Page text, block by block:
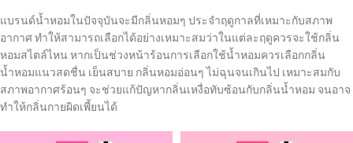
แบรนด์น้ำหอมในปัจจุบันจะมีกลิ่นหอมๆ ประจำฤดูกาลที่เหมาะกับสภาพ
อากาศ ทำให้สามารถเลือกได้อย่างเหมาะสมว่าในแต่ละฤดูควรจะใช้กลิ่น
หอมสไตล์ไหน หากเป็นช่วงหน้าร้อนการเลือกใช้น้ำหอมควรเลือกกลิ่น
น้ำหอมแนวสดชื่น เย็นสบาย กลิ่นหอมอ่อนๆ ไม่ฉุนจนเกินไป เหมาะสมกับ
สภาพอากาศร้อนๆ จะช่วยแก้ปัญหากลิ่นเหงื่อทับซ้อนกับกลิ่นน้ำหอม จนอาจ
ทำให้กลิ่นกายผิดเพี้ยนได้